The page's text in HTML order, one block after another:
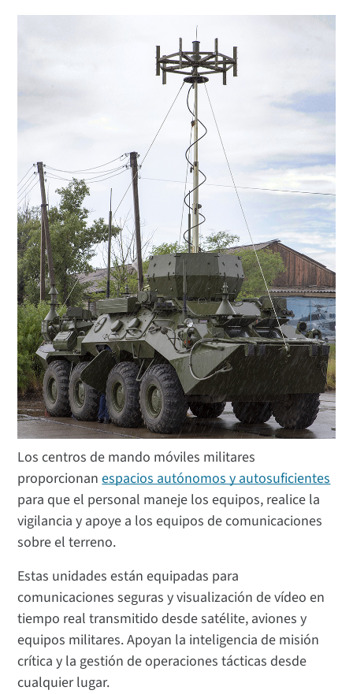
Los centros de mando móviles militares
proporcionanespacios autónomos y autosuficientes
para que el personal maneje los equipos, realice la
vigilancia y apoye a los equipos de comunicaciones
sobre el terreno.
Estas unidades están equipadas para
comunicaciones seguras y visualización de vídeo en
tiempo real transmitido desde satélite, aviones y
equipos militares. Apoyan la inteligencia de misión
crítica y la gestión de operaciones tácticas desde
cualquier lugar.